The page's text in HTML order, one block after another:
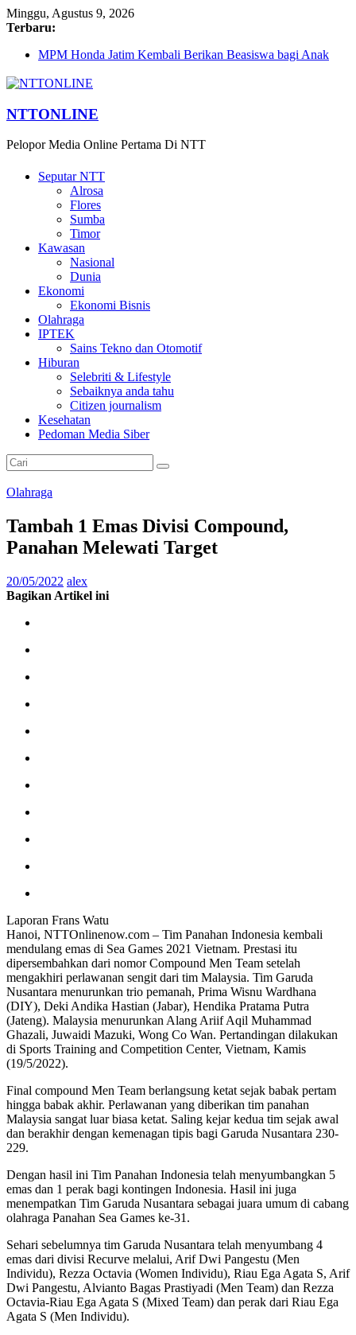
Minggu, Agustus 9, 2026
Terbaru:
MPM Honda Jatim Kembali Berikan Beasiswa bagi Anak
MPM Honda Jatim Bersama YBSI Berikan Pemeriksaan dan
Cross Border, Belu Garda Terdepan NKRI, Harus Jadi Pusat
Bupati Belu Buka Garuda Sakti Cross Border Fest 2026
Safety Riding Honda
NTTONLINE
Pelopor Media Online Pertama Di NTT
Seputar NTT
Alrosa
Flores
Sumba
Timor
Kawasan
Nasional
Dunia
Ekonomi
Ekonomi Bisnis
Olahraga
IPTEK
Sains Tekno dan Otomotif
Hiburan
Selebriti & Lifestyle
Sebaiknya anda tahu
Citizen journalism
Kesehatan
Pedoman Media Siber
Olahraga
Tambah 1 Emas Divisi Compound,
Panahan Melewati Target
20/05/2022 alex
Bagikan Artikel ini
Laporan Frans Watu
Hanoi, NTTOnlinenow.com – Tim Panahan Indonesia kembali
mendulang emas di Sea Games 2021 Vietnam. Prestasi itu
dipersembahkan dari nomor Compound Men Team setelah
mengakhiri perlawanan sengit dari tim Malaysia. Tim Garuda
Nusantara menurunkan trio pemanah, Prima Wisnu Wardhana
(DIY), Deki Andika Hastian (Jabar), Hendika Pratama Putra
(Jateng). Malaysia menurunkan Alang Ariif Aqil Muhammad
Ghazali, Juwaidi Mazuki, Wong Co Wan. Pertandingan dilakukan
di Sports Training and Competition Center, Vietnam, Kamis
(19/5/2022).
Final compound Men Team berlangsung ketat sejak babak pertam
hingga babak akhir. Perlawanan yang diberikan tim panahan
Malaysia sangat luar biasa ketat. Saling kejar kedua tim sejak awal
dan berakhir dengan kemenagan tipis bagi Garuda Nusantara 230-
229.
Dengan hasil ini Tim Panahan Indonesia telah menyumbangkan 5
emas dan 1 perak bagi kontingen Indonesia. Hasil ini juga
menempatkan Tim Garuda Nusantara sebagai juara umum di cabang
olahraga Panahan Sea Games ke-31.
Sehari sebelumnya tim Garuda Nusantara telah menyumbang 4
emas dari divisi Recurve melalui, Arif Dwi Pangestu (Men
Individu), Rezza Octavia (Women Individu), Riau Ega Agata S, Arif
Dwi Pangestu, Alvianto Bagas Prastiyadi (Men Team) dan Rezza
Octavia-Riau Ega Agata S (Mixed Team) dan perak dari Riau Ega
Agata S (Men Individu).